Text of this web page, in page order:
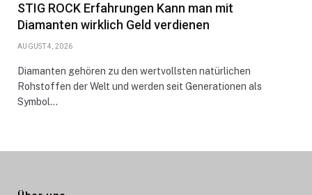
STIG ROCK Erfahrungen Kann man mit
Diamanten wirklich Geld verdienen
AUGUST 4, 2026
Diamanten gehören zu den wertvollsten natürlichen
Rohstoffen der Welt und werden seit Generationen als
Symbol…